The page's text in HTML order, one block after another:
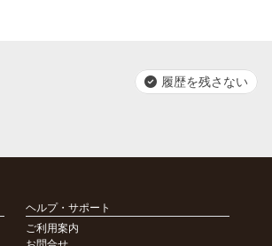
履歴を残さない
ヘルプ・サポート
ご利用案内